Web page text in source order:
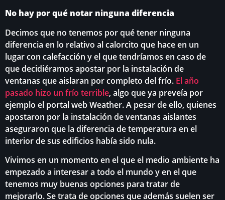
No hay por qué notar ninguna diferencia
Decimos que no tenemos por qué tener ninguna
diferencia en lo relativo al calorcito que hace en un
lugar con calefacción y el que tendríamos en caso de
que decidiéramos apostar por la instalación de
ventanas que aislaran por completo del frío. El año
pasado hizo un frío terrible, algo que ya preveía por
ejemplo el portal web Weather. A pesar de ello, quienes
apostaron por la instalación de ventanas aislantes
aseguraron que la diferencia de temperatura en el
interior de sus edificios había sido nula.
Vivimos en un momento en el que el medio ambiente ha
empezado a interesar a todo el mundo y en el que
tenemos muy buenas opciones para tratar de
mejorarlo. Se trata de opciones que además suelen ser